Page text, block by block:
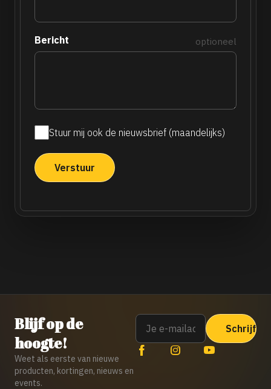
Bericht optioneel
Maandelijkse
nieuwsbrief
Stuur mij ook de nieuwsbrief (maandelijks)
Blijf op de
hoogte!
Weet als eerste van nieuwe
producten, kortingen, nieuws en
events.
Email